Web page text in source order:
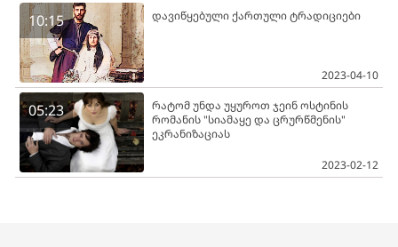
10:15 დავიწყებული ქართული ტრადიციები
2023-04-10
05:23
რატომ უნდა უყუროთ ჯეინ ოსტინის
რომანის "სიამაყე და ცრურწმენის"
ეკრანიზაციას
2023-02-12